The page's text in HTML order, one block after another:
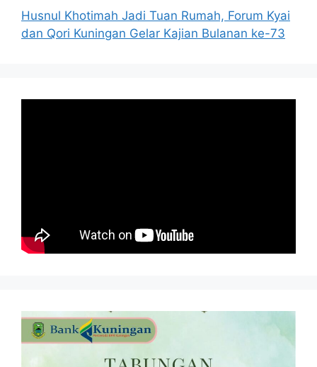
Husnul Khotimah Jadi Tuan Rumah, Forum Kyai
dan Qori Kuningan Gelar Kajian Bulanan ke-73